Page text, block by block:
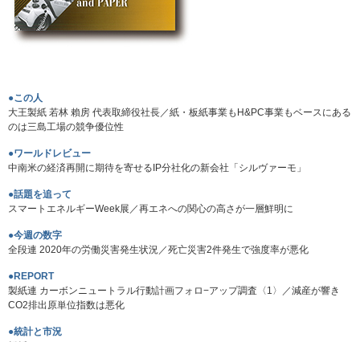
●この人
大王製紙 若林 賴房 代表取締役社長／紙・板紙事業もH&PC事業もベースにある
のは三島工場の競争優位性
●ワールドレビュー
中南米の経済再開に期待を寄せるIP分社化の新会社「シルヴァーモ」
●話題を追って
スマートエネルギーWeek展／再エネへの関心の高さが一層鮮明に
●今週の数字
全段連 2020年の労働災害発生状況／死亡災害2件発生で強度率が悪化
●REPORT
製紙連 カーボンニュートラル行動計画フォロ−アップ調査〈1〉／減産が響き
CO2排出原単位指数は悪化
●統計と市況